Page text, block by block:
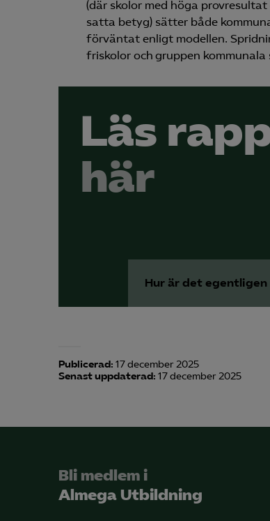
(där skolor med höga
satta betyg) sätter både
förväntat enligt modellen.
friskolor och gruppen kommunala
Läs
här
Hur är det egentligen
Publicerad: 17 december 2025
Senast uppdaterad: 17 december 2025
Bli medlem i
Almega Utbildning